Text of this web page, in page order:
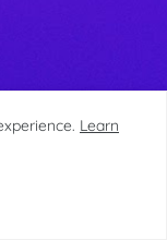
Learn